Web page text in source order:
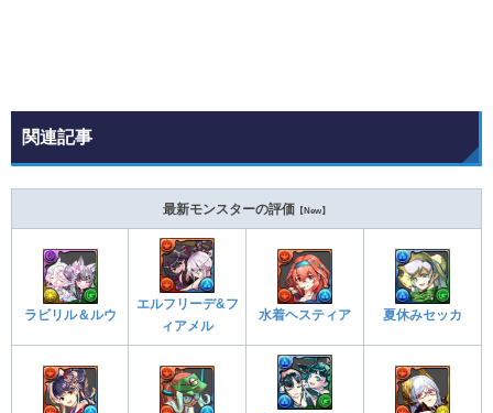
関連記事
最新モンスターの評価 【New】
ラビリル＆ルウ
エルフリーデ&フ
ィアメル
水着ヘスティア 夏休みセッカ